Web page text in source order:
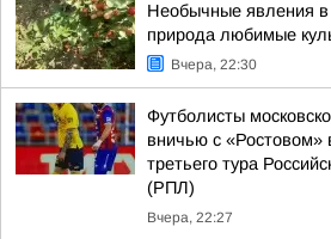
Необычные явления в
природа любимые
Вчера, 22:30
Футболисты
вничью с
третьего тура
(РПЛ)
Вчера, 22:27